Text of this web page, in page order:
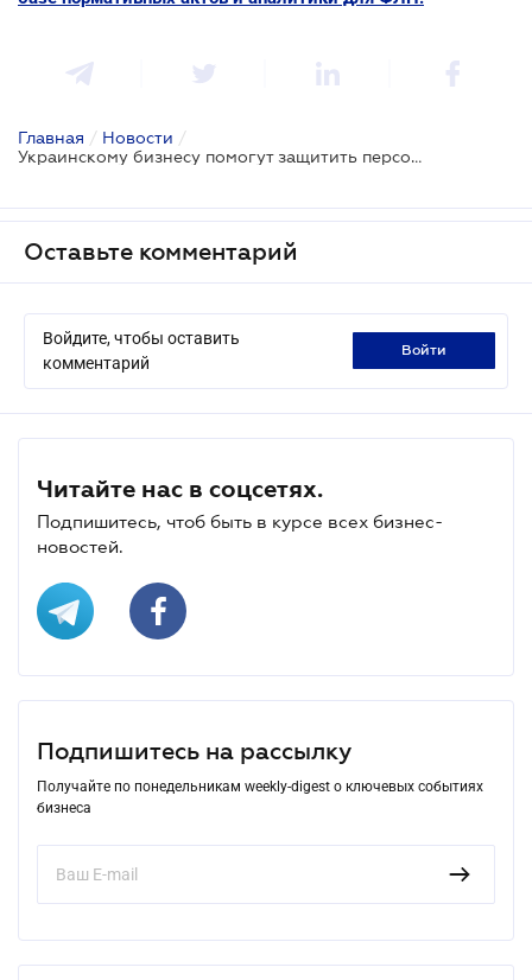
Главная / Новости /
Украинскому бизнесу помогут защитить персональные данные: новый сервис от Минцифры
Оставьте комментарий
Войдите, чтобы оставить
комментарий
войти
Читайте нас в соцсетях.
Подпишитесь, чтоб быть в курсе всех бизнес-
новостей.
Подпишитесь на рассылку
Получайте по понедельникам weekly-digest о ключевых событиях
бизнеса